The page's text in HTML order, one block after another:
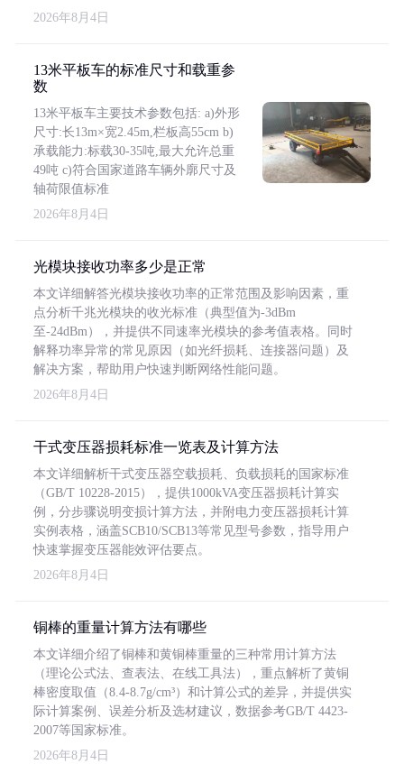
2026年8月4日
13米平板车的标准尺寸和载重参
数
13米平板车主要技术参数包括: a)外形
尺寸:长13m×宽2.45m,栏板高55cm b)
承载能力:标载30-35吨,最大允许总重
49吨 c)符合国家道路车辆外廓尺寸及
轴荷限值标准
2026年8月4日
光模块接收功率多少是正常
本文详细解答光模块接收功率的正常范围及影响因素，重
点分析千兆光模块的收光标准（典型值为-3dBm
至-24dBm），并提供不同速率光模块的参考值表格。同时
解释功率异常的常见原因（如光纤损耗、连接器问题）及
解决方案，帮助用户快速判断网络性能问题。
2026年8月4日
干式变压器损耗标准一览表及计算方法
本文详细解析干式变压器空载损耗、负载损耗的国家标准
（GB/T 10228-2015），提供1000kVA变压器损耗计算实
例，分步骤说明变损计算方法，并附电力变压器损耗计算
实例表格，涵盖SCB10/SCB13等常见型号参数，指导用户
快速掌握变压器能效评估要点。
2026年8月4日
铜棒的重量计算方法有哪些
本文详细介绍了铜棒和黄铜棒重量的三种常用计算方法
（理论公式法、查表法、在线工具法），重点解析了黄铜
棒密度取值（8.4-8.7g/cm³）和计算公式的差异，并提供实
际计算案例、误差分析及选材建议，数据参考GB/T 4423-
2007等国家标准。
2026年8月4日